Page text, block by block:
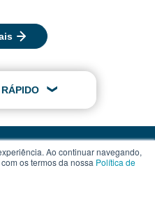
Ao continuar navegando,
os termos da nossa Política de